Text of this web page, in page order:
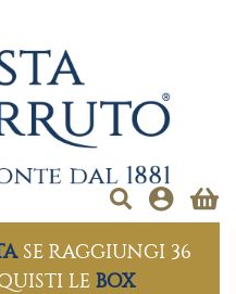
SE RAGGIUNGI 36
LE BOX